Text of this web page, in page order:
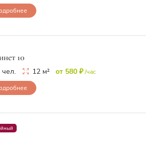
10
чел. 12 м² от 580 ₽/час